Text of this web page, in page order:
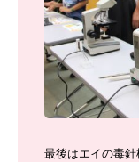
最後はエイの毒針